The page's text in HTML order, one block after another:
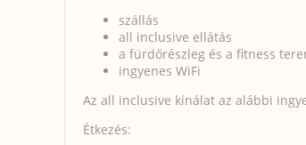
szállás
all inclusive ellátás
a fürdőrészleg és a fitness
ingyenes WiFi
Az all inclusive kínálat az alábbi
Étkezés: